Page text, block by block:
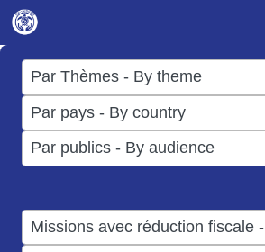
Aller
au
contenu
Par Thèmes - By theme
17
results
available
Par pays - By country
50
results
available
Par publics - By audience
results
result